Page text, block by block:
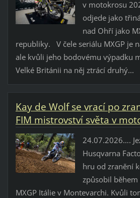
v motokrosu
odjede jako
nad Ohří jako
republiky. V čele seriálu MXGP je
ale kvůli jeho bodovému výpadku
Velké Británii na něj ztrácí druhý...
Kay de Wolf se vrací po
FIM mistrovství světa v
24.07.2026….
Husqvarna
hru od zranění
způsobil
MXGP Itálie v Montevarchi. Kvůli